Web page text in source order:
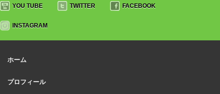
YOU TUBE TWITTER FACEBOOK
INSTAGRAM
ホーム
プロフィール